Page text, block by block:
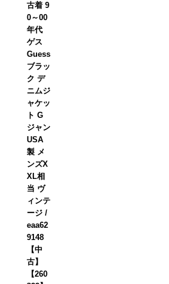
古着 9
0～00
年代
ゲス
Guess
ブラッ
ク デ
ニムジ
ャケッ
ト G
ジャン
USA
製 メ
ンズX
XL相
当 ヴ
ィンテ
ージ /
eaa62
9148
【中
古】
【260